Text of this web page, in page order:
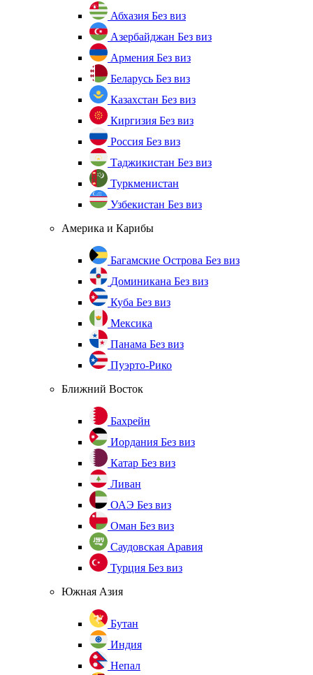
Абхазия Без виз
Азербайджан Без виз
Армения Без виз
Беларусь Без виз
Казахстан Без виз
Киргизия Без виз
Россия Без виз
Таджикистан Без виз
Туркменистан
Узбекистан Без виз
Америка и Карибы
Багамские Острова Без виз
Доминикана Без виз
Куба Без виз
Мексика
Панама Без виз
Пуэрто-Рико
Ближний Восток
Бахрейн
Иордания Без виз
Катар Без виз
Ливан
ОАЭ Без виз
Оман Без виз
Саудовская Аравия
Турция Без виз
Южная Азия
Бутан
Индия
Непал